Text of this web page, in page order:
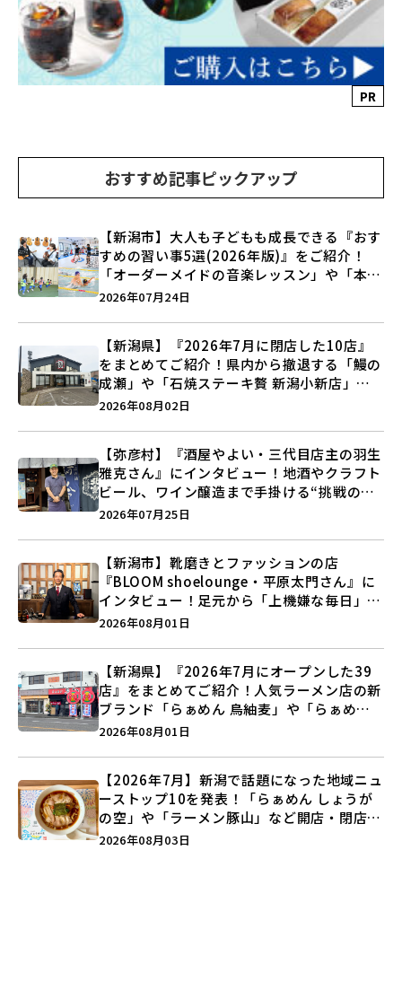
PR
おすすめ記事ピックアップ
【新潟市】大人も子どもも成長できる『おす
すめの習い事5選(2026年版)』をご紹介！
「オーダーメイドの音楽レッスン」や「本格
キックボクシング」で新しい自分を見つけよ
2026年07月24日
【新潟県】『2026年7月に閉店した10店』
をまとめてご紹介！県内から撤退する「鰻の
成瀬」や「石焼ステーキ贅 新潟小新店」が
営業に幕…。
2026年08月02日
【弥彦村】『酒屋やよい・三代目店主の羽生
雅克さん』にインタビュー！地酒やクラフト
ビール、ワイン醸造まで手掛ける“挑戦の歴
史”に迫る♪
2026年07月25日
【新潟市】靴磨きとファッションの店
『BLOOM shoelounge・平原太門さん』に
インタビュー！足元から「上機嫌な毎日」を
つくる装いの提案とは？
2026年08月01日
【新潟県】『2026年7月にオープンした39
店』をまとめてご紹介！人気ラーメン店の新
ブランド「らぁめん 鳥紬麦」や「らぁめん
しょうがの空」など盛りだくさん♪
2026年08月01日
【2026年7月】新潟で話題になった地域ニュ
ーストップ10を発表！「らぁめん しょうが
の空」や「ラーメン豚山」など開店・閉店の
注目記事をランキングでご紹介♪
2026年08月03日